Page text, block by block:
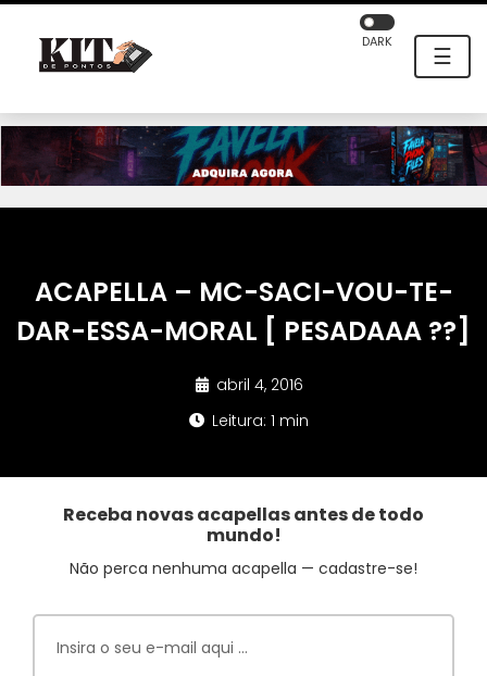
☰
DARK
ACAPELLA – MC-SACI-VOU-TE-
DAR-ESSA-MORAL [ PESADAAA ??]
abril 4, 2016
Leitura: 1 min
Receba novas acapellas antes de todo
mundo!
Não perca nenhuma acapella — cadastre-se!